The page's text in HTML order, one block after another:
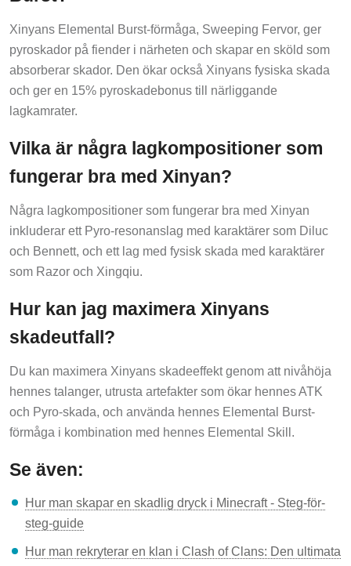
Xinyans Elemental Burst-förmåga, Sweeping Fervor, ger
pyroskador på fiender i närheten och skapar en sköld som
absorberar skador. Den ökar också Xinyans fysiska skada
och ger en 15% pyroskadebonus till närliggande
lagkamrater.
Vilka är några lagkompositioner som
fungerar bra med Xinyan?
Några lagkompositioner som fungerar bra med Xinyan
inkluderar ett Pyro-resonanslag med karaktärer som Diluc
och Bennett, och ett lag med fysisk skada med karaktärer
som Razor och Xingqiu.
Hur kan jag maximera Xinyans
skadeutfall?
Du kan maximera Xinyans skadeeffekt genom att nivåhöja
hennes talanger, utrusta artefakter som ökar hennes ATK
och Pyro-skada, och använda hennes Elemental Burst-
förmåga i kombination med hennes Elemental Skill.
Se även:
Hur man skapar en skadlig dryck i Minecraft - Steg-för-
steg-guide
Hur man rekryterar en klan i Clash of Clans: Den ultimata